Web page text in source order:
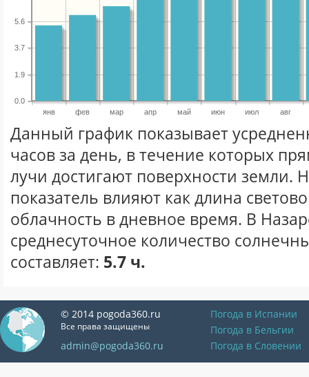
янв фев мар апр май июн июл авг
0.0
1.9
3.7
5.6
Данный график показывает
часов за день, в течение которых
лучи достигают поверхности земли.
показатель влияют как длина
облачность в дневное время. В
среднесуточное количество
составляет: 5.7 ч.
© 2014 pogoda360.ru
Все права защищены
admin@pogoda360.ru
Погода в Испании
Погода в Бельгии
Погода в Словении